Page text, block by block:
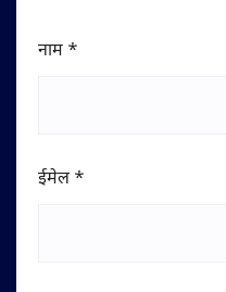
नाम *
ईमेल *